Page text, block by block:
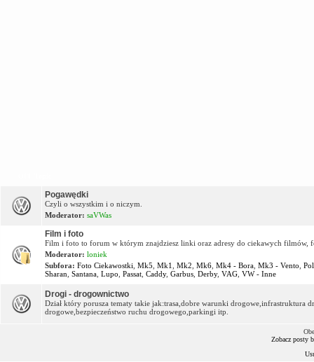
Pogawędki
Czyli o wszystkim i o niczym.
Moderator: saVWas
Film i foto
Film i foto to forum w którym znajdziesz linki oraz adresy do ciekawych filmów,
Moderator: loniek
Subfora: Foto Ciekawostki Mk5 Mk1 Mk2 Mk6 Mk4 - Bora Mk3 - Vento
Sharan Santana Lupo Passat Caddy, Garbus Derby, VAG VW - Inne
Drogi - drogownictwo
Dział który porusza tematy takie jak:trasa,dobre warunki drogowe,infrastruktura
drogowe,bezpieczeństwo ruchu drogowego,parkingi itp.
Zobacz posty